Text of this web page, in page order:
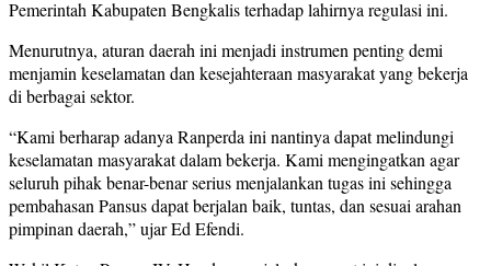
Pemerintah Kabupaten Bengkalis terhadap lahirnya regulasi ini.
Menurutnya, aturan daerah ini menjadi instrumen penting demi
menjamin keselamatan dan kesejahteraan masyarakat yang bekerja
di berbagai sektor.
“Kami berharap adanya Ranperda ini nantinya dapat melindungi
keselamatan masyarakat dalam bekerja. Kami mengingatkan agar
seluruh pihak benar-benar serius menjalankan tugas ini sehingga
pembahasan Pansus dapat berjalan baik, tuntas, dan sesuai arahan
pimpinan daerah,” ujar Ed Efendi.